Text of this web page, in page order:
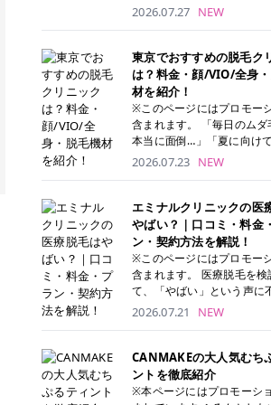
ナーパッド」は、化粧水や
トナーパッドは洗顔後に肌
く拭き取ることで、古い角
な皮脂汚れをオフしながら
いを与えられるのが特徴✨
気になる部分には数分のせ
パックとしても使用できる
両方を叶えられます。 韓国
ランドを中心に人気を集め
たが、現在では日本でも定
ンケアアイテムとして幅広
愛用されています。 トナーパッドの
特徴 トナーパッドと拭き取り化粧水
の違い 「トナーパッド」と「拭き取
り化粧水」はどちらも洗顔
するスキンケアアイテムで
い方や特徴に違いがあります。
ーパッドは、化粧水があら
ッドに含まれているため、
を用意する手間がなく、忙
もサッと使えるのが魅力で
た、保湿成分を豊富に配合
2026.07.27 NEW
東京でおすすめの脱毛ク
は？料金・顔/VIO/全身
材を紹介！
※このページにはプロモー
含まれます。 「毎日のムダ毛処理、
本当に面倒…」「夏に向け
ル肌になりたい！」 そう思
べばいいの？と迷ってしま
ね。 この記事では、医療脱毛の基本
から、東京で特に通いやす
アクリニック・レジーナク
ク・エミナルクリニック・
ニックの4院について、分か
リニックを見つけて、面倒
理から卒業しちゃいましょう♪
ニック 全身＋VIO 全身＋
徴 脱毛器 詳細 フレイアク
52,800円(税込)/5回 94,600
込)/5回 肌への負担に配慮
2026.07.23 NEW
エミナルクリニックの医
やばい？｜口コミ・料金
ン・契約方法を解説！
※このページにはプロモー
含まれます。 医療脱毛を検討してい
て、「やばい」という声に
える方も多いのではないで
体系をはじめ、学生や友人
得になる割引キャンペーン
ウンセリングから施術まで
2026.07.21 NEW
CANMAKEの大人気むち
ントを徹底紹介
※本ページにはプロモーシ